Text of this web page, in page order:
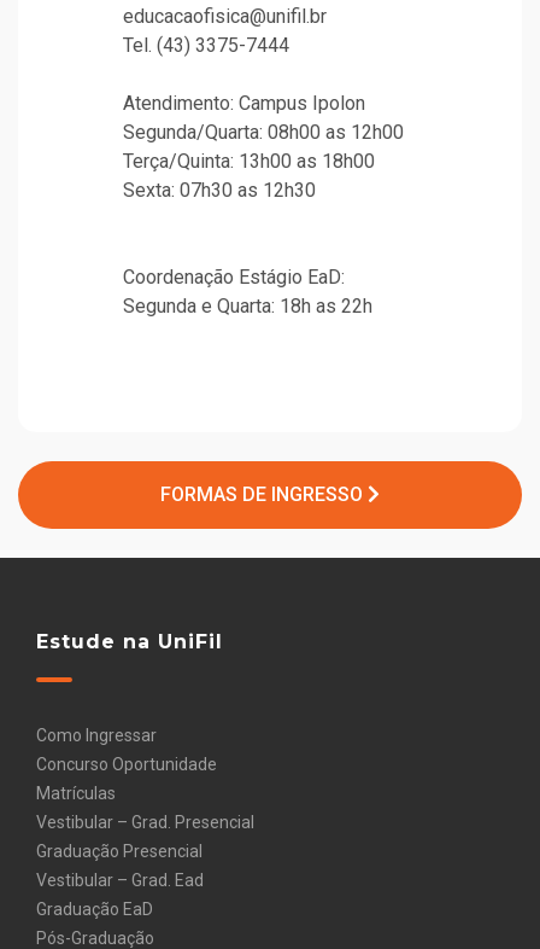
educacaofisica@unifil.br
Tel. (43) 3375-7444
Atendimento: Campus Ipolon
Segunda/Quarta: 08h00 as 12h00
Terça/Quinta: 13h00 as 18h00
Sexta: 07h30 as 12h30
Coordenação Estágio EaD:
Segunda e Quarta: 18h as 22h
FORMAS DE INGRESSO
Estude na UniFil
Como Ingressar
Concurso Oportunidade
Matrículas
Vestibular – Grad. Presencial
Graduação Presencial
Vestibular – Grad. Ead
Graduação EaD
Pós-Graduação